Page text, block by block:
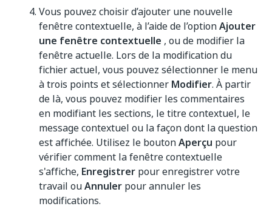
Vous pouvez choisir d’ajouter une nouvelle
fenêtre contextuelle, à l’aide de l’optionAjouter
une fenêtre contextuelle , ou de modifier la
fenêtre actuelle. Lors de la modification du
fichier actuel, vous pouvez sélectionner le menu
à trois points et sélectionner Modifier. À partir
de là, vous pouvez modifier les commentaires
en modifiant les sections, le titre contextuel, le
message contextuel ou la façon dont la question
est affichée. Utilisez le boutonAperçu pour
vérifier comment la fenêtre contextuelle
s'affiche, Enregistrer pour enregistrer votre
travail ouAnnuler pour annuler les
modifications.